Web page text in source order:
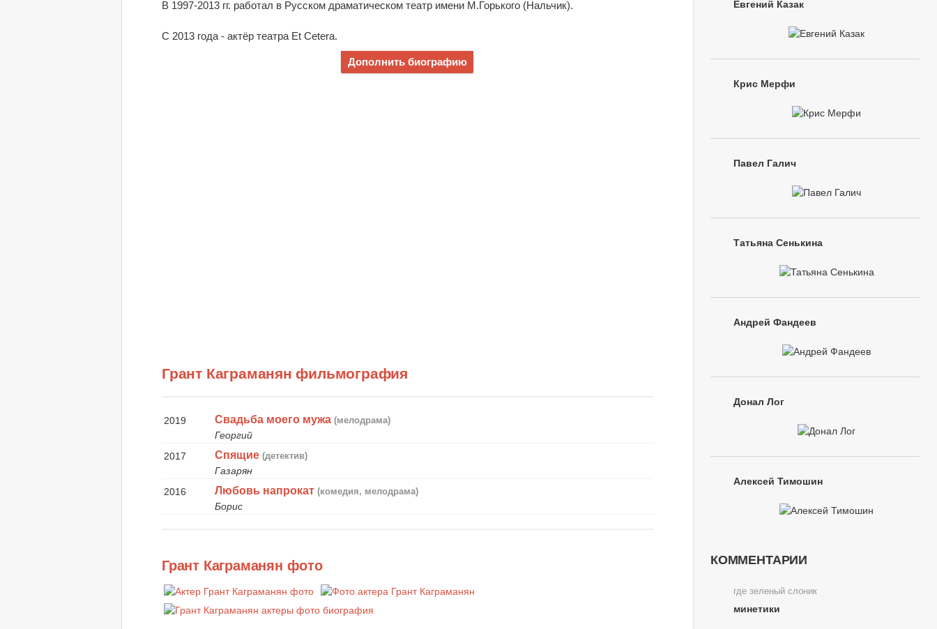
В 1997-2013 гг. работал в Русском драматическом театр имени М.Горького (Нальчик).
С 2013 года - актёр театра Et Cetera.
Дополнить биографию
Грант Каграманян фильмография
2019 Свадьба моего мужа (мелодрама)
Георгий
2017
Спящие (детектив)
Газарян
2016
Любовь напрокат (комедия, мелодрама)
Борис
Грант Каграманян фото
Евгений Казак
Крис Мерфи
Павел Галич
Татьяна Сенькина
Андрей Фандеев
Донал Лог
Алексей Тимошин
КОММЕНТАРИИ
где зеленый слоник
минетики